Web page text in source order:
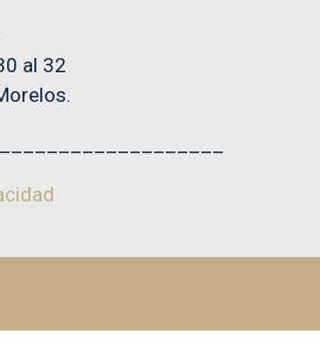
al 32